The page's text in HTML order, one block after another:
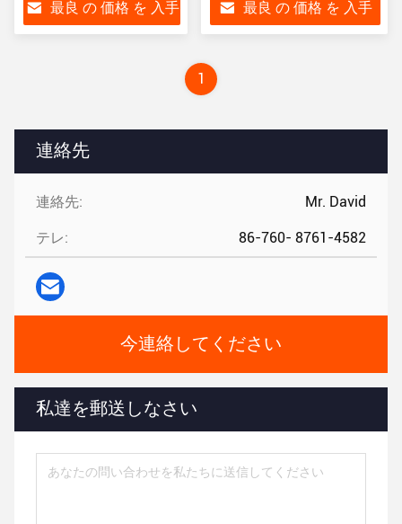
連絡先
連絡先: Mr. David
テレ: 86-760- 8761-4582
今連絡してください
私達を郵送しなさい
LED投光灯
最良 の 価格 を 入手 最良 の 価格 を 入手
1